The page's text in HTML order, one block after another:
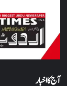
آج کا اخبار